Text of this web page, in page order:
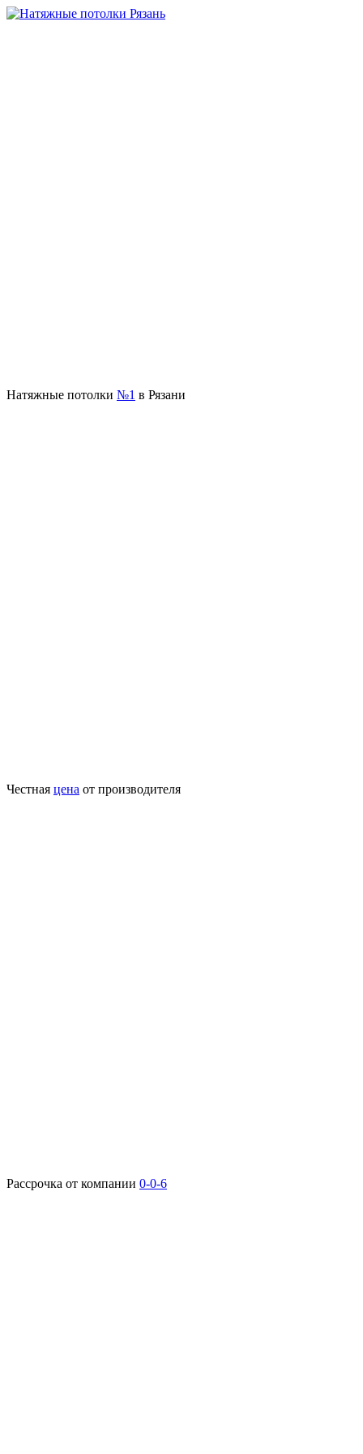
Натяжные потолки №1 в Рязани
Честная цена от производителя
Рассрочка от компании 0-0-6